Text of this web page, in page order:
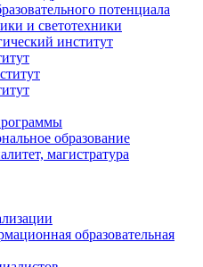
потенциала
и светотехники
институт
образование
магистратура
образовательная